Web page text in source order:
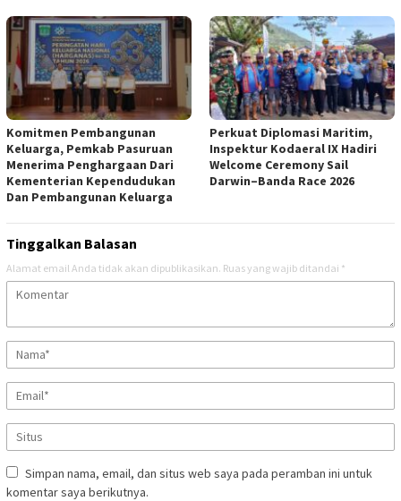
Komitmen Pembangunan
Keluarga, Pemkab Pasuruan
Menerima Penghargaan Dari
Kementerian Kependudukan
Dan Pembangunan Keluarga
Perkuat Diplomasi Maritim,
Inspektur Kodaeral IX Hadiri
Welcome Ceremony Sail
Darwin–Banda Race 2026
Tinggalkan Balasan
Alamat email Anda tidak akan dipublikasikan. Ruas yang wajib ditandai *
Simpan nama, email, dan situs web saya pada peramban ini untuk
komentar saya berikutnya.